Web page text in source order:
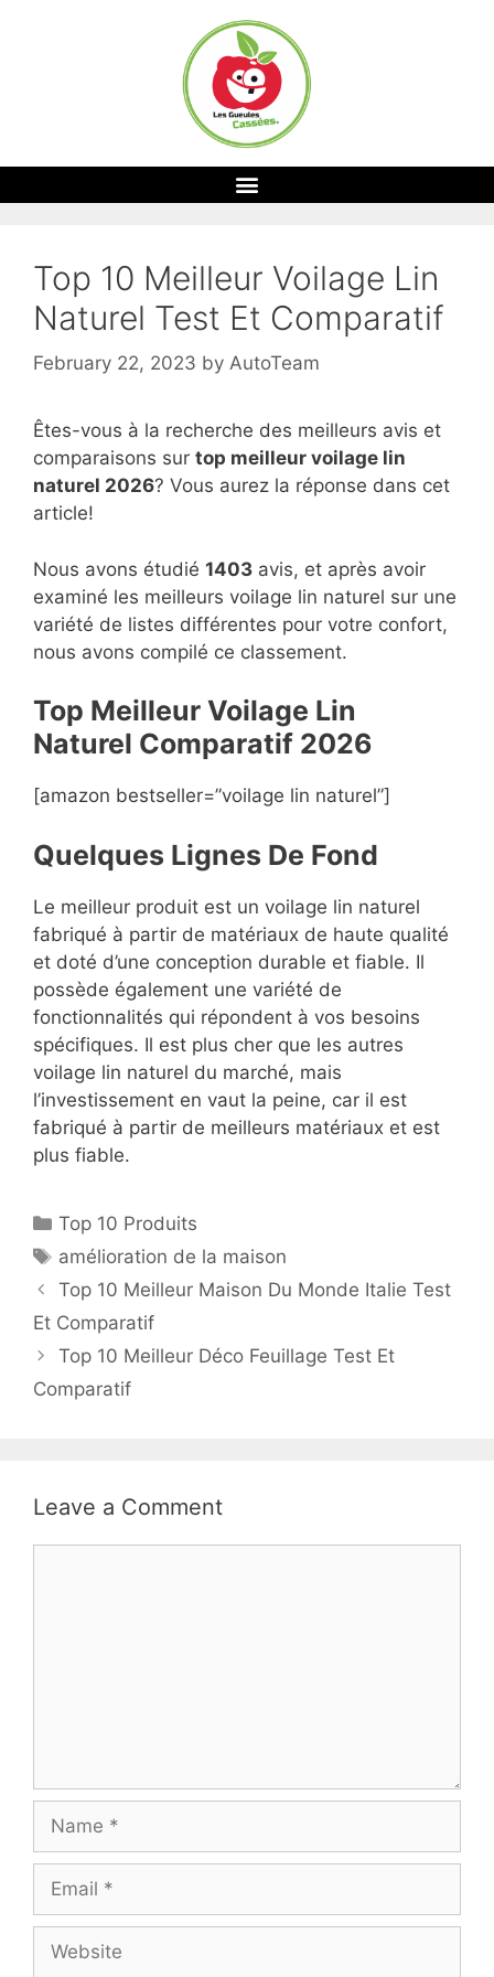
Top 10 Meilleur Voilage Lin
Naturel Test Et Comparatif
February 22, 2023 by AutoTeam
Êtes-vous à la recherche des meilleurs avis et
comparaisons sur top meilleur voilage lin
naturel 2026? Vous aurez la réponse dans cet
article!
Nous avons étudié 1403 avis, et après avoir
examiné les meilleurs voilage lin naturel sur une
variété de listes différentes pour votre confort,
nous avons compilé ce classement.
Top Meilleur Voilage Lin
Naturel Comparatif 2026
[amazon bestseller=”voilage lin naturel”]
Quelques Lignes De Fond
Le meilleur produit est un voilage lin naturel
fabriqué à partir de matériaux de haute qualité
et doté d’une conception durable et fiable. Il
possède également une variété de
fonctionnalités qui répondent à vos besoins
spécifiques. Il est plus cher que les autres
voilage lin naturel du marché, mais
l’investissement en vaut la peine, car il est
fabriqué à partir de meilleurs matériaux et est
plus fiable.
Top 10 Produits
amélioration de la maison
Top 10 Meilleur Maison Du Monde Italie Test
Et Comparatif
Top 10 Meilleur Déco Feuillage Test Et
Comparatif
Leave a Comment